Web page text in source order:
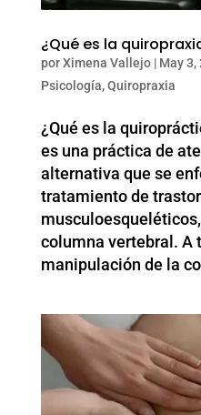
¿Qué es la
porXimena Vallejo| May 3,
Psicología,Quiropraxia
¿Qué es la
es una práctica de
alternativa que se
tratamiento de
columna vertebral. A
manipulación de la